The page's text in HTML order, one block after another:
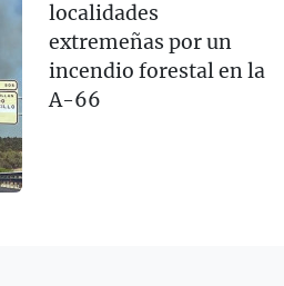
localidades
extremeñas por un
incendio forestal en la
A-66